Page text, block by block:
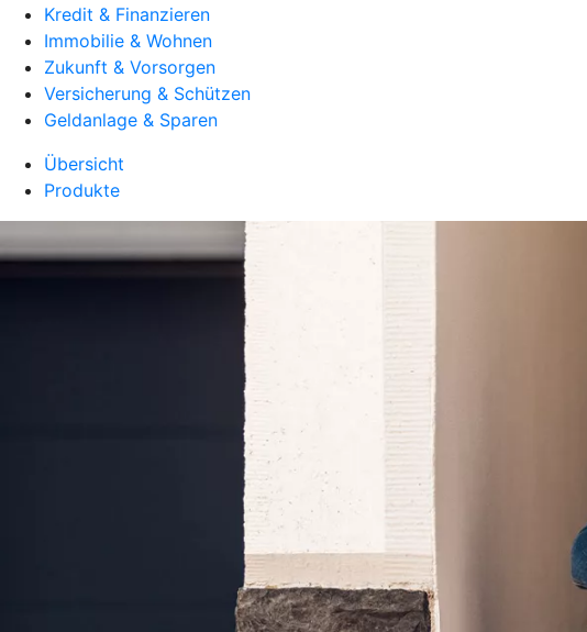
Kredit & Finanzieren
Immobilie & Wohnen
Zukunft & Vorsorgen
Versicherung & Schützen
Geldanlage & Sparen
Übersicht
Produkte